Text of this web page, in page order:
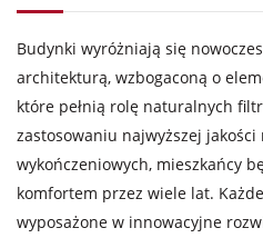
Budynki wyróżniają się
architekturą, wzbogaconą o
które pełnią rolę naturalnych
zastosowaniu najwyższej jakości
wykończeniowych, mieszkańcy
komfortem przez wiele lat.
wyposażone w innowacyjne